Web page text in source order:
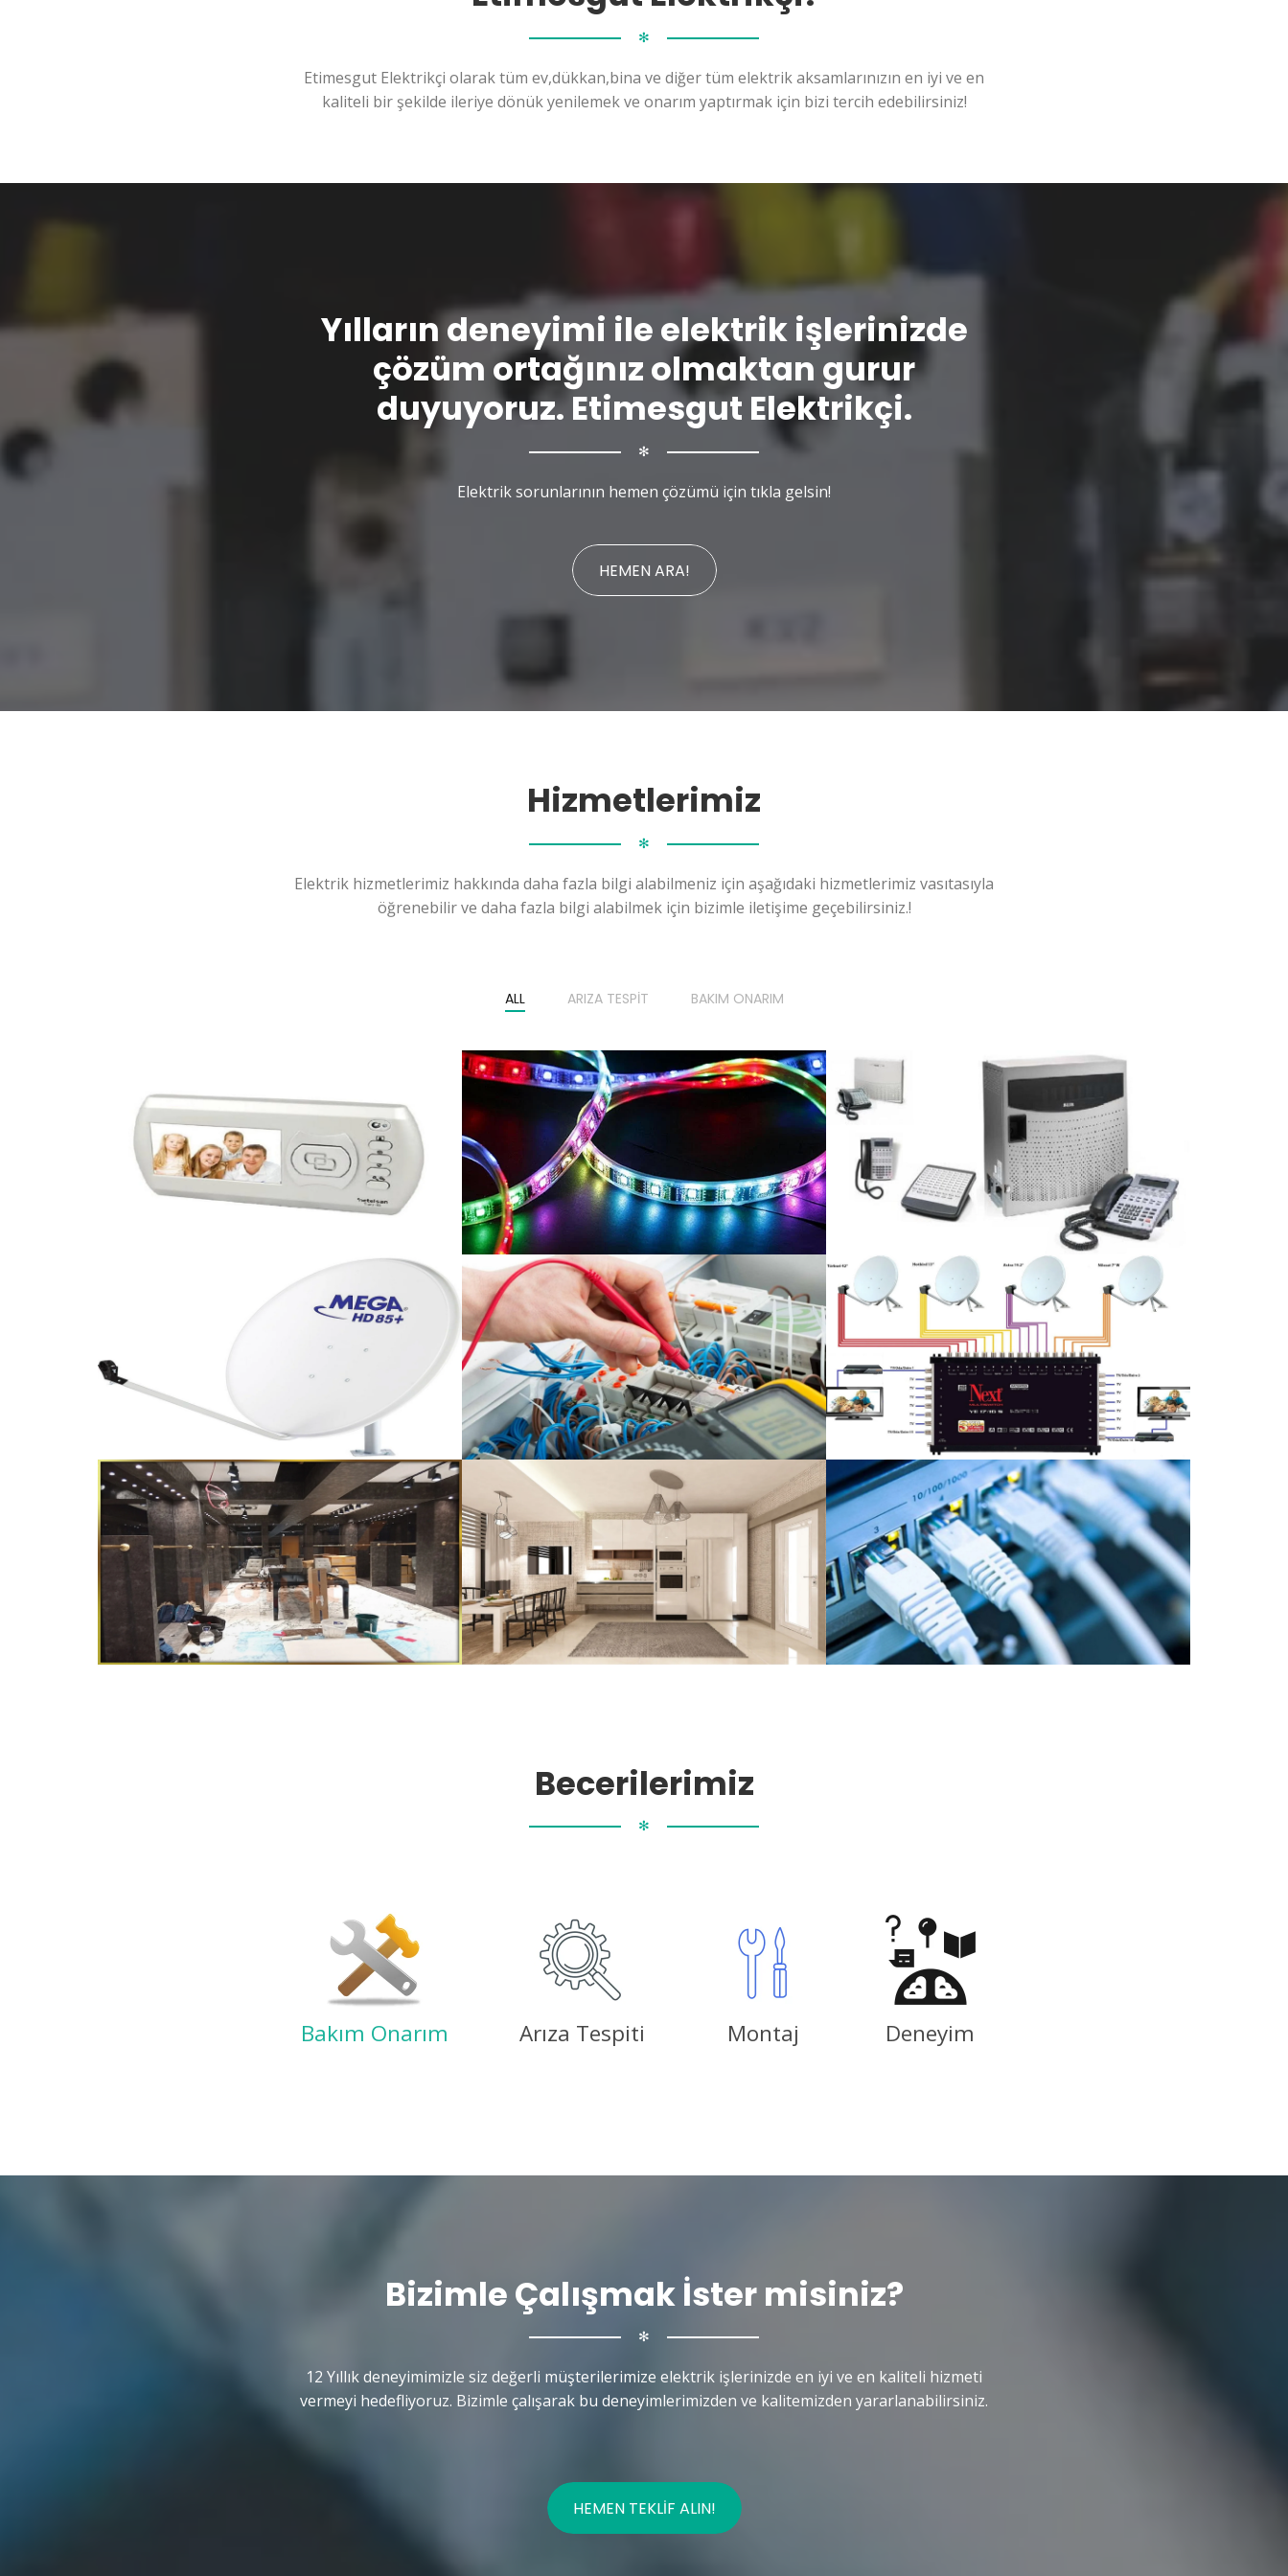
✻
Etimesgut Elektrikçi olarak tüm ev,dükkan,bina ve diğer tüm elektrik aksamlarınızın en iyi ve en
kaliteli bir şekilde ileriye dönük yenilemek ve onarım yaptırmak için bizi tercih edebilirsiniz!
Yılların deneyimi ile elektrik işlerinizde
çözüm ortağınız olmaktan gurur
duyuyoruz. Etimesgut Elektrikçi.
✻
Elektrik sorunlarının hemen çözümü için tıkla gelsin!
HEMEN ARA!
Hizmetlerimiz
✻
Elektrik hizmetlerimiz hakkında daha fazla bilgi alabilmeniz için aşağıdaki hizmetlerimiz vasıtasıyla
öğrenebilir ve daha fazla bilgi alabilmek için bizimle iletişime geçebilirsiniz.!
ALL ARIZA TESPIT BAKIM ONARIM
Becerilerimiz
✻
Bakım Onarım Arıza Tespiti Montaj Deneyim
Bizimle Çalışmak İster misiniz?
✻
12 Yıllık deneyimimizle siz değerli müşterilerimize elektrik işlerinizde en iyi ve en kaliteli hizmeti
vermeyi hedefliyoruz. Bizimle çalışarak bu deneyimlerimizden ve kalitemizden yararlanabilirsiniz.
HEMEN TEKLIF ALIN!